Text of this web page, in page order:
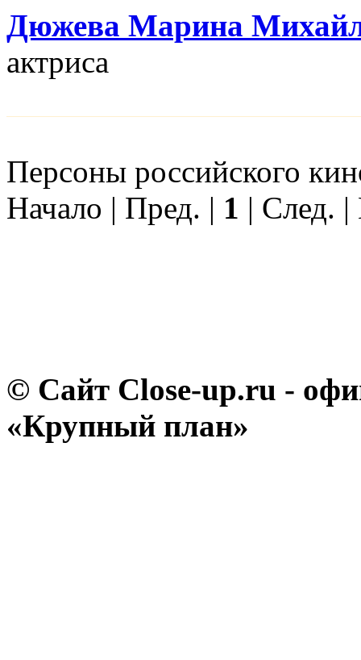
Дюжева Марина
актриса
Персоны российского
Начало | Пред. | 1 | След.
© Сайт Close-up.ru -
«Крупный план»